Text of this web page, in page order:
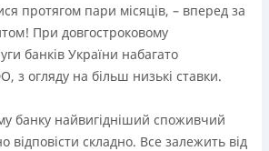
або інтернет-банкінг)
самообслуговування
кредит
протягом пари місяців, – вперед за
При довгостроковому
банків України набагато
з огляду на більш низькі ставки.
банку найвигідніший споживчий
відповісти складно. Все залежить від